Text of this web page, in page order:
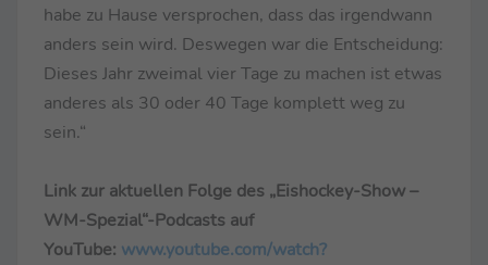
habe zu Hause versprochen, dass das irgendwann
anders sein wird. Deswegen war die Entscheidung:
Dieses Jahr zweimal vier Tage zu machen ist etwas
anderes als 30 oder 40 Tage komplett weg zu
sein.“
Link zur aktuellen Folge des „Eishockey-Show –
WM-Spezial“-Podcasts auf
YouTube: www.youtube.com/watch?